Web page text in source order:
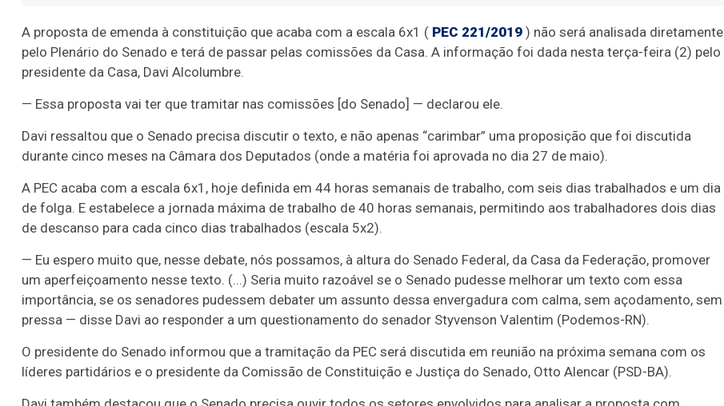
A proposta de emenda à constituição que acaba com a escala 6x1 ( PEC 221/2019 ) não será analisada diretamente
pelo Plenário do Senado e terá de passar pelas comissões da Casa. A informação foi dada nesta terça-feira (2) pelo
presidente da Casa, Davi Alcolumbre.
— Essa proposta vai ter que tramitar nas comissões [do Senado] — declarou ele.
Davi ressaltou que o Senado precisa discutir o texto, e não apenas “carimbar” uma proposição que foi discutida
durante cinco meses na Câmara dos Deputados (onde a matéria foi aprovada no dia 27 de maio).
A PEC acaba com a escala 6x1, hoje definida em 44 horas semanais de trabalho, com seis dias trabalhados e um dia
de folga. E estabelece a jornada máxima de trabalho de 40 horas semanais, permitindo aos trabalhadores dois dias
de descanso para cada cinco dias trabalhados (escala 5x2).
— Eu espero muito que, nesse debate, nós possamos, à altura do Senado Federal, da Casa da Federação, promover
um aperfeiçoamento nesse texto. (...) Seria muito razoável se o Senado pudesse melhorar um texto com essa
importância, se os senadores pudessem debater um assunto dessa envergadura com calma, sem açodamento, sem
pressa — disse Davi ao responder a um questionamento do senador Styvenson Valentim (Podemos-RN).
O presidente do Senado informou que a tramitação da PEC será discutida em reunião na próxima semana com os
líderes partidários e o presidente da Comissão de Constituição e Justiça do Senado, Otto Alencar (PSD-BA).